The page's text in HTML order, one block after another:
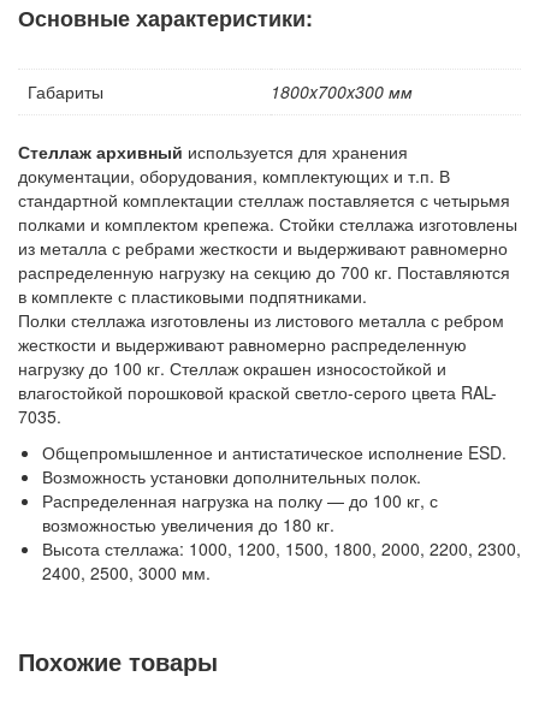
Сейфы
Тележки ручные для перевозки грузов
Аксессуары для сварки
Контейнеры производственные
Грузоподъемное оборудование
Нестандартные изделия
Платформы подкатные SF
Основные характеристики:
Габариты 1800x700x300 мм
Стеллаж архивный используется для хранения
документации, оборудования, комплектующих и т.п. В
стандартной комплектации стеллаж поставляется с четырьмя
полками и комплектом крепежа. Стойки стеллажа изготовлены
из металла с ребрами жесткости и выдерживают равномерно
распределенную нагрузку на секцию до 700 кг. Поставляются
в комплекте с пластиковыми подпятниками.
Полки стеллажа изготовлены из листового металла с ребром
жесткости и выдерживают равномерно распределенную
нагрузку до 100 кг. Стеллаж окрашен износостойкой и
влагостойкой порошковой краской светло-серого цвета RAL-
7035.
Общепромышленное и антистатическое исполнение ESD.
Возможность установки дополнительных полок.
Распределенная нагрузка на полку — до 100 кг, с
возможностью увеличения до 180 кг.
Высота стеллажа: 1000, 1200, 1500, 1800, 2000, 2200, 2300,
2400, 2500, 3000 мм.
В комплект поставки входят: четыре стойки с подпятниками,
четыре полки, комплект крепежа.
Похожие товары